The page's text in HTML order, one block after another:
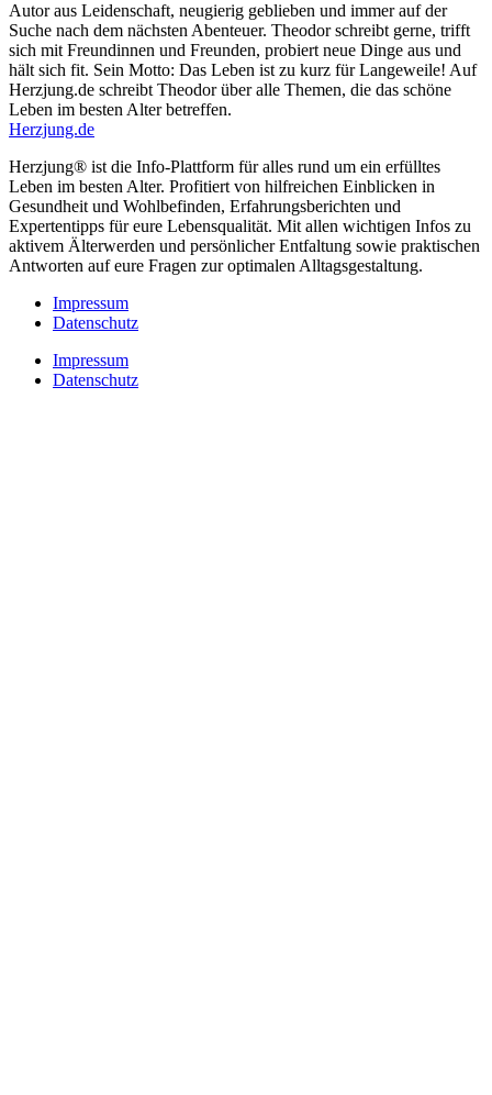
Autor aus Leidenschaft, neugierig geblieben und immer auf der
Suche nach dem nächsten Abenteuer. Theodor schreibt gerne, trifft
sich mit Freundinnen und Freunden, probiert neue Dinge aus und
hält sich fit. Sein Motto: Das Leben ist zu kurz für Langeweile! Auf
Herzjung.de schreibt Theodor über alle Themen, die das schöne
Leben im besten Alter betreffen.
Herzjung.de
Herzjung® ist die Info-Plattform für alles rund um ein erfülltes
Leben im besten Alter. Profitiert von hilfreichen Einblicken in
Gesundheit und Wohlbefinden, Erfahrungsberichten und
Expertentipps für eure Lebensqualität. Mit allen wichtigen Infos zu
aktivem Älterwerden und persönlicher Entfaltung sowie praktischen
Antworten auf eure Fragen zur optimalen Alltagsgestaltung.
Impressum
Datenschutz
Impressum
Datenschutz